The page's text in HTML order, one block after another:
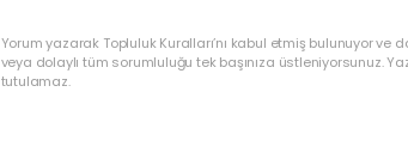
Yorum yazarak Topluluk Kuralları’nı kabul etmiş bulunuyor
veya dolaylı tüm sorumluluğu tek başınıza üstleniyorsunuz.
tutulamaz.